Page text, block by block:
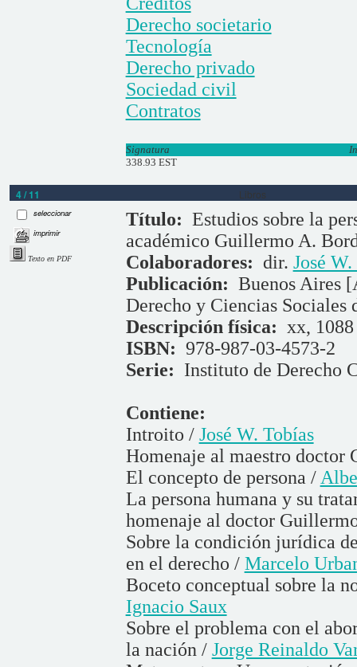
Derecho societario
Tecnología
Derecho privado
Sociedad civil
Contratos
Signatura
338.93 EST
4 / 11 Libros
seleccionar
imprimir
Texto en PDF
Título: Estudios sobre la
académico Guillermo A.
Colaboradores: dir. José
Publicación: Buenos Aires
Derecho y Ciencias Sociales
Descripción física: xx, 1088
ISBN: 978-987-03-4573-2
Serie: Instituto de Derecho
Contiene:
Introito / José W. Tobías
Homenaje al maestro
El concepto de persona /
La persona humana y su
homenaje al doctor
Sobre la condición jurídica
en el derecho / Marcelo
Boceto conceptual sobre la
Ignacio Saux
Sobre el problema con el
la nación / Jorge Reinaldo